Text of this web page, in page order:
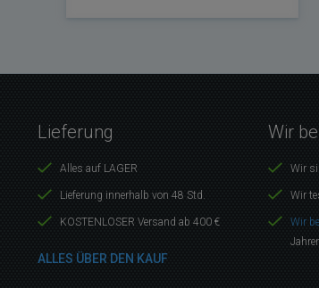
Lieferung
Alles auf LAGER
Lieferung innerhalb von 48 Std.
KOSTENLOSER Versand ab 400 €
ALLES ÜBER DEN KAUF
Wir
Wir
Wir
Wir